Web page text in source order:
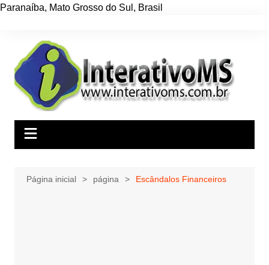
Paranaíba, Mato Grosso do Sul , Brasil
conteúdo
Página inicial página Escândalos Financeiros